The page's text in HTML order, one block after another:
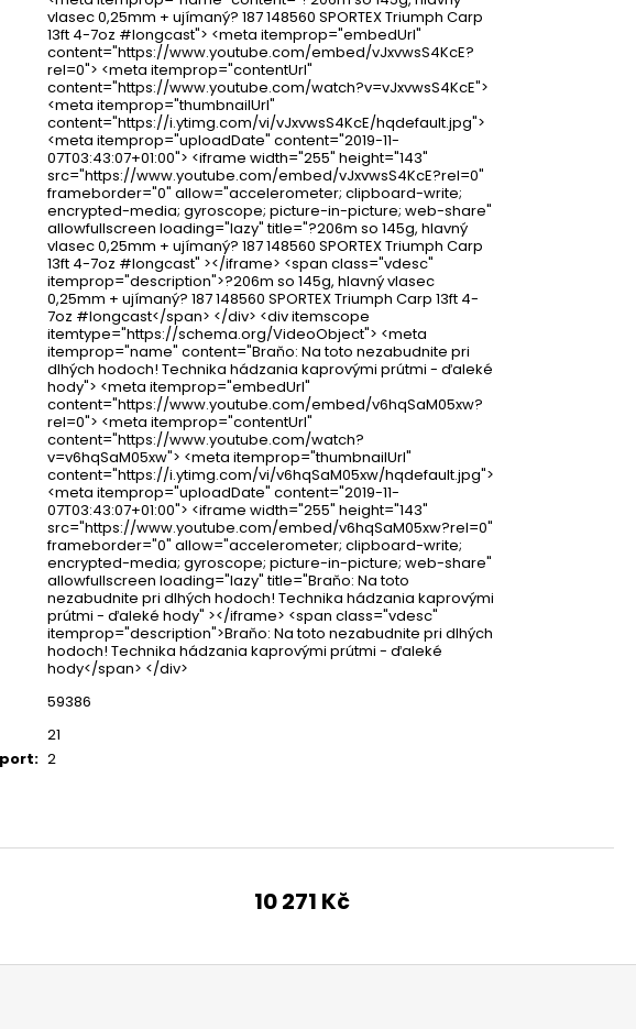
vlasec 0,25mm + ujímaný? 187 148560 SPORTEX Triumph Carp
13ft 4-7oz #longcast"> <meta itemprop="embedUrl"
content="https://www.youtube.com/embed/vJxvwsS4KcE?
rel=0"> <meta itemprop="contentUrl"
content="https://www.youtube.com/watch?v=vJxvwsS4KcE">
<meta itemprop="thumbnailUrl"
content="https://i.ytimg.com/vi/vJxvwsS4KcE/hqdefault.jpg">
<meta itemprop="uploadDate" content="2019-11-
07T03:43:07+01:00"> <iframe width="255" height="143"
src="https://www.youtube.com/embed/vJxvwsS4KcE?rel=0"
frameborder="0" allow="accelerometer; clipboard-write;
encrypted-media; gyroscope; picture-in-picture; web-share"
allowfullscreen loading="lazy" title="?206m so 145g, hlavný
vlasec 0,25mm + ujímaný? 187 148560 SPORTEX Triumph Carp
13ft 4-7oz #longcast" ></iframe> <span class="vdesc"
itemprop="description">?206m so 145g, hlavný vlasec
0,25mm + ujímaný? 187 148560 SPORTEX Triumph Carp 13ft 4-
7oz #longcast</span> </div> <div itemscope
itemtype="https://schema.org/VideoObject"> <meta
itemprop="name" content="Braňo: Na toto nezabudnite pri
dlhých hodoch! Technika hádzania kaprovými prútmi - ďaleké
hody"> <meta itemprop="embedUrl"
content="https://www.youtube.com/embed/v6hqSaM05xw?
rel=0"> <meta itemprop="contentUrl"
content="https://www.youtube.com/watch?
v=v6hqSaM05xw"> <meta itemprop="thumbnailUrl"
content="https://i.ytimg.com/vi/v6hqSaM05xw/hqdefault.jpg">
<meta itemprop="uploadDate" content="2019-11-
07T03:43:07+01:00"> <iframe width="255" height="143"
src="https://www.youtube.com/embed/v6hqSaM05xw?rel=0"
frameborder="0" allow="accelerometer; clipboard-write;
encrypted-media; gyroscope; picture-in-picture; web-share"
allowfullscreen loading="lazy" title="Braňo: Na toto
nezabudnite pri dlhých hodoch! Technika hádzania kaprovými
prútmi - ďaleké hody" ></iframe> <span class="vdesc"
itemprop="description">Braňo: Na toto nezabudnite pri dlhých
hodoch! Technika hádzania kaprovými prútmi - ďaleké
hody</span> </div>
59386
21
: 2
10 271 Kč